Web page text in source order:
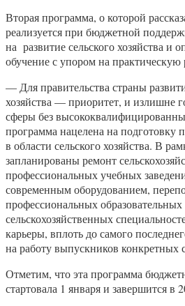
Вторая программа, о которой
реализуется при бюджетной
на развитие сельского хозяйства и
обучение с упором на практическую
— Для правительства страны
хозяйства — приоритет, и излишне
сферы без
программа нацелена на подготовку
в области сельского хозяйства. В
запланированы ремонт
профессиональных учебных
современным оборудованием,
профессиональных
сельскохозяйственных
карьеры, вплоть до самого
на работу выпускников конкретных
Отметим, что эта программа
стартовала 1 января и завершится в